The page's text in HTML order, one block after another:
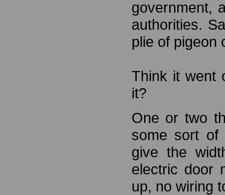
government,
authorities.
plie of pigeon
Think it went
it?
One or two
some sort of
give the
electric door
up, no wiring